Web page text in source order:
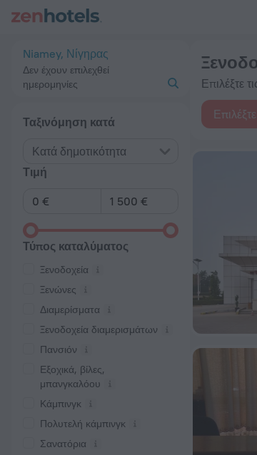
Niamey, Νίγηρας
Δεν έχουν επιλεχθεί
ημερομηνίες
Ταξινόμηση κατά
Κατά δημοτικότητα
Τιμή
Τύπος καταλύματος
Ξενοδοχεία
Ξενώνες
Διαμερίσματα
Ξενοδοχεία διαμερισμάτων
Πανσιόν
Εξοχικά, βίλες,
μπανγκαλόου
Κάμπινγκ
Πολυτελή κάμπινγκ
Σανατόρια
Επιλέξτε
20 κορυφαία Ξενοδοχεία in Niamey 2026 από 86